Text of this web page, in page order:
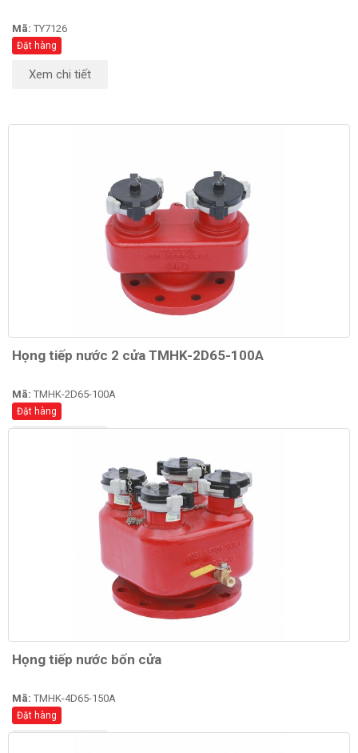
Mã: TY7126
Đặt hàng
Xem chi tiết
Họng tiếp nước 2 cửa TMHK-2D65-100A
Mã: TMHK-2D65-100A
Đặt hàng
Họng tiếp nước bốn cửa
Mã: TMHK-4D65-150A
Đặt hàng